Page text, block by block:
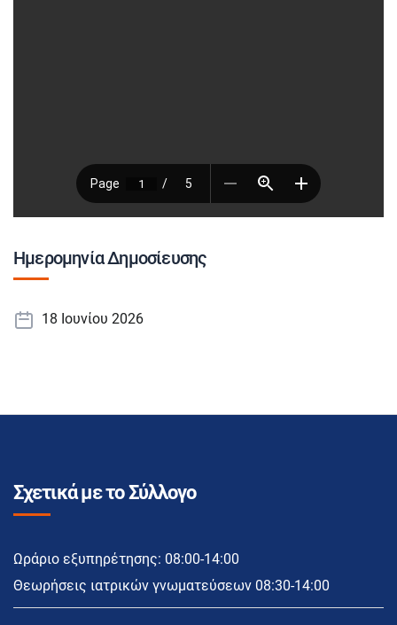
Ημερομηνία Δημοσίευσης
18 Ιουνίου 2026
Σχετικά με το Σύλλογο
Ωράριο εξυπηρέτησης: 08:00-14:00
Θεωρήσεις ιατρικών γνωματεύσεων 08:30-14:00